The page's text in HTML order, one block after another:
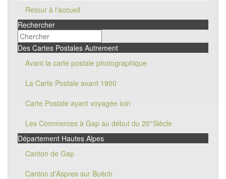
Retour à l'accueil
Rechercher
Des Cartes Postales Autrement
Avant la carte postale photographique
La Carte Postale avant 1900
Carte Postale ayant voyagée loin
Les Commerces à Gap au début du 20°Siècle
Département Hautes Alpes
Canton de Gap
Canton d'Aspres sur Buëch